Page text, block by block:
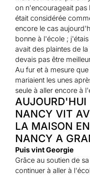
on n'encourageait pas
était considérée
encore le cas
bonne à l'école ;
avait des plaintes de
devais pas être
Au fur et à mesure
mariaient les unes
seule à aller encore à
AUJOURD'HUI
NANCY VIT
LA MAISON
NANCY A
Puis vint Georgie
Grâce au soutien de
continuer à aller à